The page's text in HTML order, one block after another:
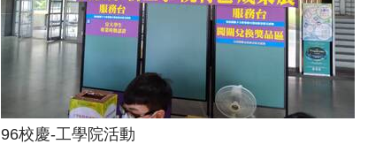
96校慶-工學院活動